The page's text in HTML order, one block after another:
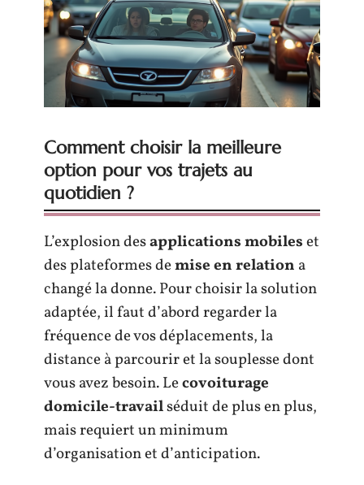
Comment choisir la meilleure
option pour vos trajets au
quotidien ?
L’explosion desapplications mobileset
des plateformes demise en relation a
changé la donne. Pour choisir la solution
adaptée, il faut d’abord regarder la
fréquence de vos déplacements, la
distance à parcourir et la souplesse dont
vous avez besoin. Lecovoiturage
domicile-travailséduit de plus en plus,
mais requiert un minimum
d’organisation et d’anticipation.